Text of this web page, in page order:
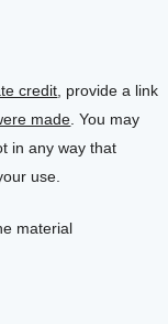
credit , provide a link
made . You may
in any way that
use.
material